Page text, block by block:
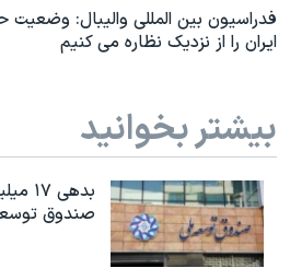
فدراسیون بین المللی والیبال:
ایران را از نزدیک نظاره می کنیم
بیشتر بخوانید
صندوق